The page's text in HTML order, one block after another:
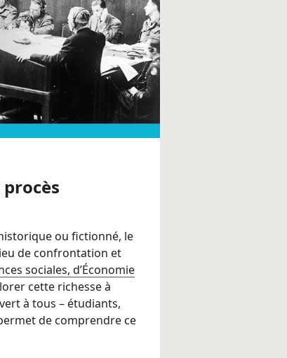
ou fictionné, le
de confrontation et
sociales, d’Économie
cette richesse à
à tous – étudiants,
de comprendre ce